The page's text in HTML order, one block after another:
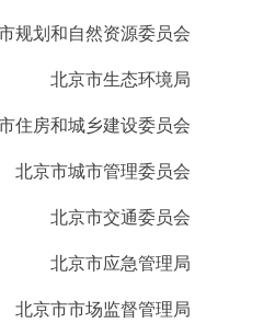
العربية PORTUGUÊS
市规划和自然资源委员会
北京市生态环境局
市住房和城乡建设委员会
北京市城市管理委员会
北京市交通委员会
北京市应急管理局
北京市市场监督管理局